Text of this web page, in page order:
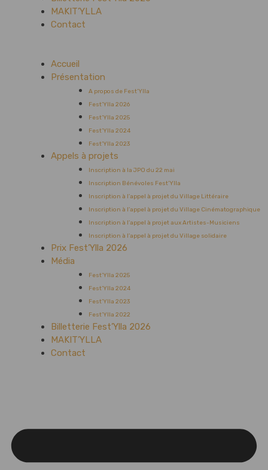
MAKIT’YLLA
Contact
Accueil
Présentation
A propos de Fest’Ylla
Fest’Ylla 2026
Fest’Ylla 2025
Fest’Ylla 2024
Fest’Ylla 2023
Appels à projets
Inscription à la JPO du 22 mai
Inscription Bénévoles Fest’Ylla
Inscription à l’appel à projet du Village Littéraire
Inscription à l’appel à projet du Village Cinématographique
Inscription à l’appel à projet aux Artistes-Musiciens
Inscription à l’appel à projet du Village solidaire
Prix Fest’Ylla 2026
Média
Fest’Ylla 2025
Fest’Ylla 2024
Fest’Ylla 2023
Fest’Ylla 2022
Billetterie Fest’Ylla 2026
MAKIT’YLLA
Contact